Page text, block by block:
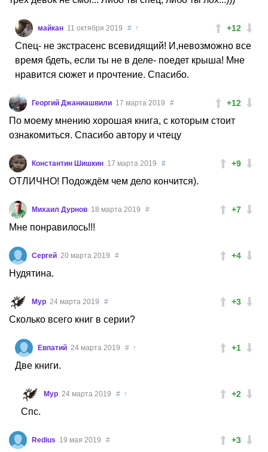
+12
майкан 11 октября 2019 # ↑
Спец- не экстрасенс всевидящий! И,невозможно все
время бдеть, если ты не в деле- поедет крыша! Мне
нравится сюжет и прочтение. Спасибо.
+12
Георгий Джаниашвили 17 марта 2019 #
По моему мнению хорошая книга, с которым стоит
ознакомиться. Спасибо автору и чтецу
+9
Константин Шишкин 17 марта 2019 #
ОТЛИЧНО! Подождём чем дело кончится).
+7
Михаил Дурнов 18 марта 2019 #
Мне понравилось!!!
+4
Сергей 20 марта 2019 #
Нудятина.
+3
Мур 24 марта 2019 #
Сколько всего книг в серии?
+1
Евпатий 24 марта 2019 # ↑
Две книги.
+2
Мур 24 марта 2019 # ↑
Спс.
+3
Redius 19 мая 2019 #